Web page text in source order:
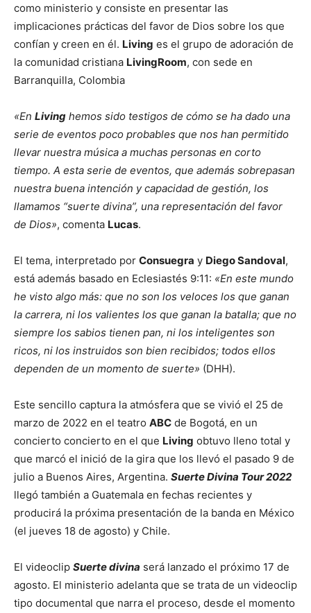
como ministerio y consiste en presentar las
implicaciones prácticas del favor de Dios sobre los que
confían y creen en él. Living es el grupo de adoración de
la comunidad cristiana LivingRoom, con sede en
Barranquilla, Colombia
«En Living hemos sido testigos de cómo se ha dado una
serie de eventos poco probables que nos han permitido
llevar nuestra música a muchas personas en corto
tiempo. A esta serie de eventos, que además sobrepasan
nuestra buena intención y capacidad de gestión, los
llamamos “suerte divina”, una representación del favor
de Dios», comenta Lucas.
El tema, interpretado por Consuegra y Diego Sandoval,
está además basado en Eclesiastés 9:11: «En este mundo
he visto algo más: que no son los veloces los que ganan
la carrera, ni los valientes los que ganan la batalla; que no
siempre los sabios tienen pan, ni los inteligentes son
ricos, ni los instruidos son bien recibidos; todos ellos
dependen de un momento de suerte» (DHH).
Este sencillo captura la atmósfera que se vivió el 25 de
marzo de 2022 en el teatro ABC de Bogotá, en un
concierto concierto en el que Living obtuvo lleno total y
que marcó el inició de la gira que los llevó el pasado 9 de
julio a Buenos Aires, Argentina. Suerte Divina Tour 2022
llegó también a Guatemala en fechas recientes y
producirá la próxima presentación de la banda en México
(el jueves 18 de agosto) y Chile.
El videoclip Suerte divina será lanzado el próximo 17 de
agosto. El ministerio adelanta que se trata de un videoclip
tipo documental que narra el proceso, desde el momento